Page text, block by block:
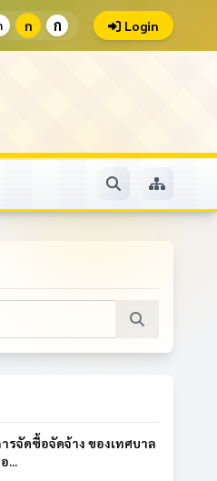
ก ก Login
รจัดซื้อจัดจ้าง ของเทศบาล
...